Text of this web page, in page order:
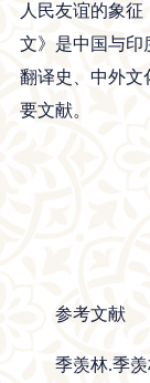
人民友谊的象征
文》是中国与印
翻译史、中外文
要文献。
参考文献
季羡林.季